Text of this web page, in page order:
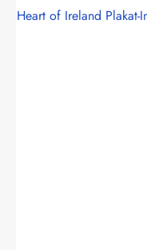
Heart of Ireland Plakat-